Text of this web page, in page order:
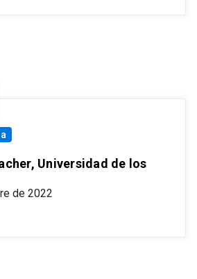
Universidad de los
de 2022